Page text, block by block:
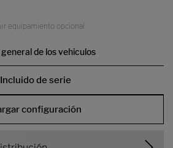
equipamiento opcional
de los vehiculos
Incluido de serie
configuración